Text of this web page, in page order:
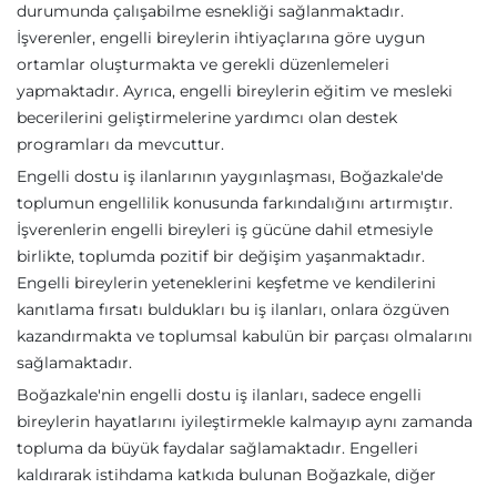
durumunda çalışabilme esnekliği sağlanmaktadır.
İşverenler, engelli bireylerin ihtiyaçlarına göre uygun
ortamlar oluşturmakta ve gerekli düzenlemeleri
yapmaktadır. Ayrıca, engelli bireylerin eğitim ve mesleki
becerilerini geliştirmelerine yardımcı olan destek
programları da mevcuttur.
Engelli dostu iş ilanlarının yaygınlaşması, Boğazkale'de
toplumun engellilik konusunda farkındalığını artırmıştır.
İşverenlerin engelli bireyleri iş gücüne dahil etmesiyle
birlikte, toplumda pozitif bir değişim yaşanmaktadır.
Engelli bireylerin yeteneklerini keşfetme ve kendilerini
kanıtlama fırsatı buldukları bu iş ilanları, onlara özgüven
kazandırmakta ve toplumsal kabulün bir parçası olmalarını
sağlamaktadır.
Boğazkale'nin engelli dostu iş ilanları, sadece engelli
bireylerin hayatlarını iyileştirmekle kalmayıp aynı zamanda
topluma da büyük faydalar sağlamaktadır. Engelleri
kaldırarak istihdama katkıda bulunan Boğazkale, diğer